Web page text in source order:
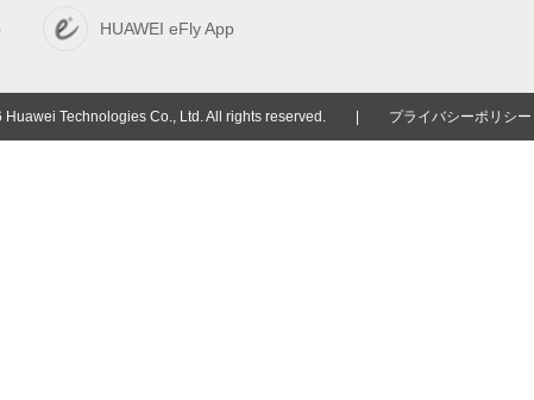
HUAWEI eFly App
Technologies Co., Ltd. All rights reserved. プライバシーポリシー